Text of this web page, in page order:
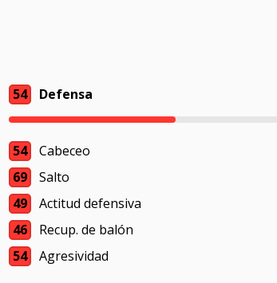
54 Defensa
54
Cabeceo
69
Salto
49
Actitud defensiva
46
Recup. de balón
54
Agresividad